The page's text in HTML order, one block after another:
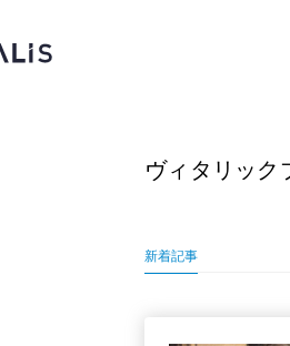
ヴィタリック
新着記事